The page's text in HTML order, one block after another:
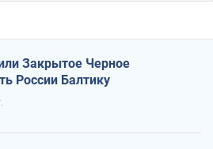
Закрытое Черное
России Балтику